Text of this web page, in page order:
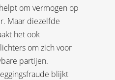
om vermogen op
Maar diezelfde
het ook
om zich voor
partijen.
blijkt